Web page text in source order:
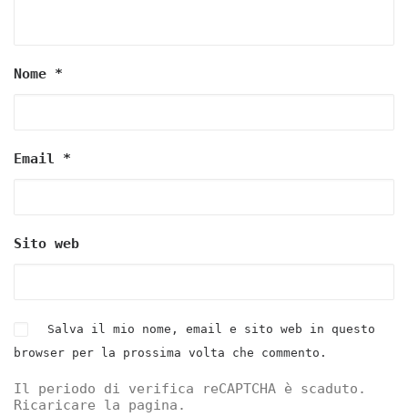
Nome *
Email *
Sito web
Salva il mio nome, email e sito web in questo
browser per la prossima volta che commento.
Il periodo di verifica reCAPTCHA è scaduto.
Ricaricare la pagina.